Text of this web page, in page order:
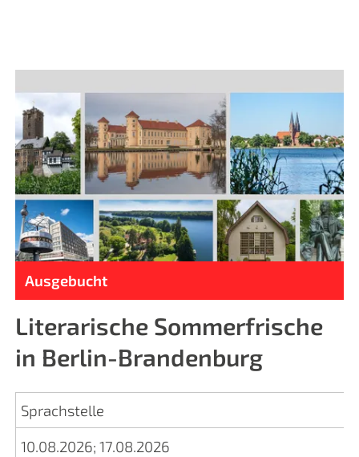
Ausgebucht
Literarische Sommerfrische
in Berlin-Brandenburg
Sprachstelle
10.08.2026; 17.08.2026